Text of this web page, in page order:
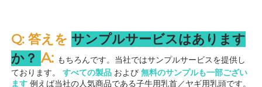
Q: 答えを サンプルサービスはあります
か？ A: もちろんです。当社ではサンプルサービスを提供し
ております。 すべての製品 および 無料のサンプルも一部ござい
ます 例えば当社の人気商品である子牛用乳首／ヤギ用乳頭です。